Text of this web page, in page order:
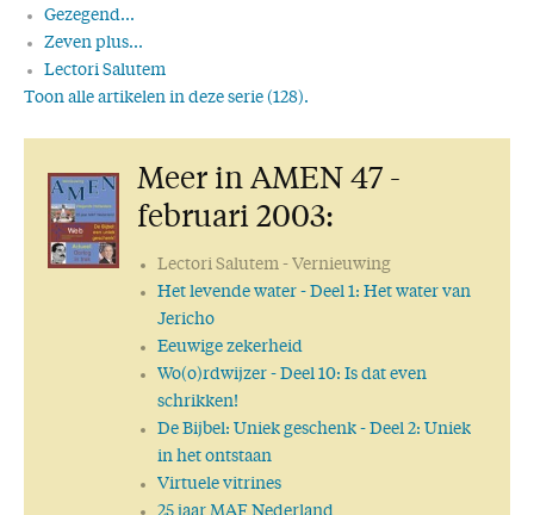
Gezegend...
Zeven plus...
Lectori Salutem
Toon alle artikelen in deze serie (128).
Respect
Vernieuwing
Dank!
De ware wijsheid
Joodse wijsheden
50 keer AMEN: een mijlpaal!
Een getrouw Woord
Uit de eerste hand
Wat is waarheid?
Gods Woord geeft antwoord
Goed voornemen
Meer in AMEN 47 -
februari 2003:
Lectori Salutem- Vernieuwing
Het levende water- Deel 1: Het water van
Jericho
Eeuwige zekerheid
Wo(o)rdwijzer- Deel 10: Is dat even
schrikken!
De Bijbel: Uniek geschenk- Deel 2: Uniek
in het ontstaan
Virtuele vitrines
25 jaar MAF Nederland